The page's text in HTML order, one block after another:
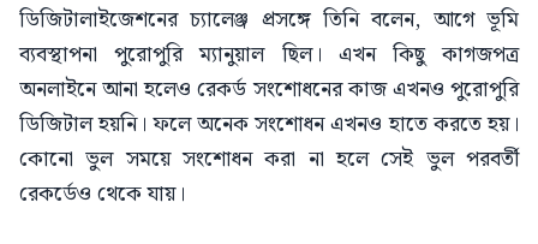
ডিজিটালাইজেশনের চ্যালেঞ্জ প্রসঙ্গে তিনি বলেন, আগে ভূমি
ব্যবস্থাপনা পুরোপুরি ম্যানুয়াল ছিল। এখন কিছু কাগজপত্র
অনলাইনে আনা হলেও রেকর্ড সংশোধনের কাজ এখনও পুরোপুরি
ডিজিটাল হয়নি। ফলে অনেক সংশোধন এখনও হাতে করতে হয়।
কোনো ভুল সময়ে সংশোধন করা না হলে সেই ভুল পরবর্তী
রেকর্ডেও থেকে যায়।